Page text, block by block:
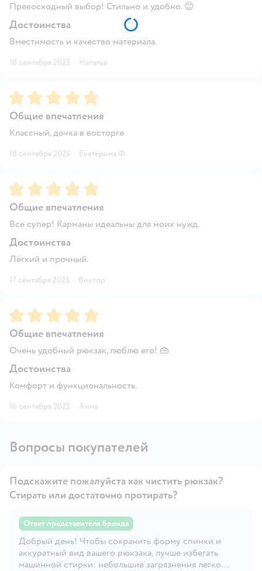
Превосходный выбор! Стильно и удобно. 😊
Достоинства
Вместимость и качество материала.
18 сентября 2025 · Наталья
Рейтинг:5
Общие впечатления
Классный, дочка в восторге
18 сентября 2025 · Екатерина Ф.
Рейтинг:5
Общие впечатления
Все супер! Карманы идеальны для моих нужд.
Достоинства
Лёгкий и прочный.
17 сентября 2025 · Виктор
Рейтинг:5
Общие впечатления
Очень удобный рюкзак, люблю его! 👜
Достоинства
Комфорт и функциональность.
16 сентября 2025 · Анна
Вопросы покупателей
Открыть вопрос
Подскажите пожалуйста как чистить рюкзак?
Стирать или достаточно протирать?
Ответ представителя бренда
Добрый день! Чтобы сохранить форму спинки и
аккуратный вид вашего рюкзака, лучше избегать
машинной стирки: небольшие загрязнения легко